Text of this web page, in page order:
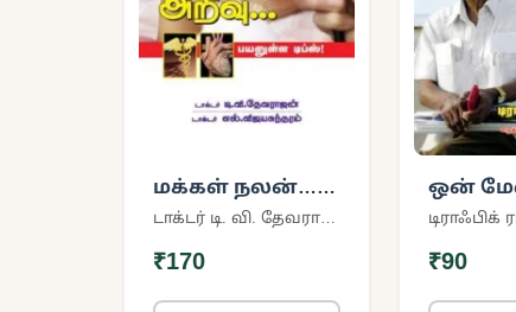
மக்கள் நலன்…
மருத்துவ
டாக்டர் டி. வி. தேவராஜன்
₹170
ஒன்
டிராஃபிக்
₹90